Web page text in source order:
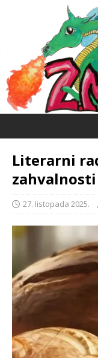
Literarni
zahvalnosti
27. listopada 2025.